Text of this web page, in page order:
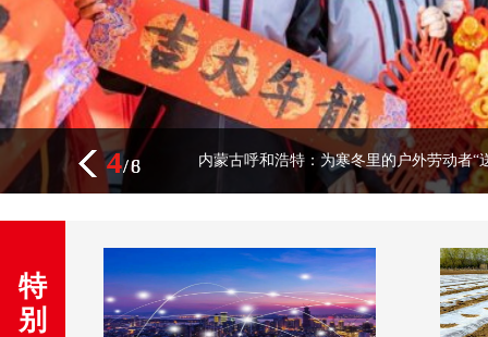
内蒙古呼和浩特：为寒冬里的户外劳动者“
4/6
4/8
特
别